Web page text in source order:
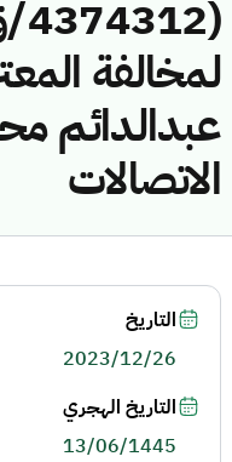
لمخالفة
عبدالدائم
الاتصالات
التاريخ
2023/12/26
التاريخ الهجري
13/06/1445